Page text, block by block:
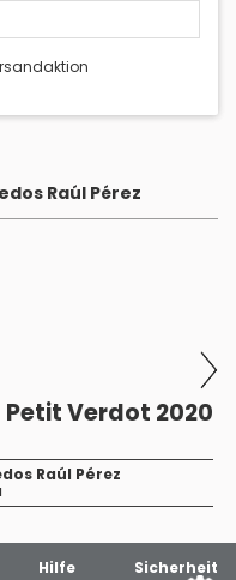
Raúl Pérez
Petit Verdot 2020
Raúl Pérez
Hilfe Sicherheit